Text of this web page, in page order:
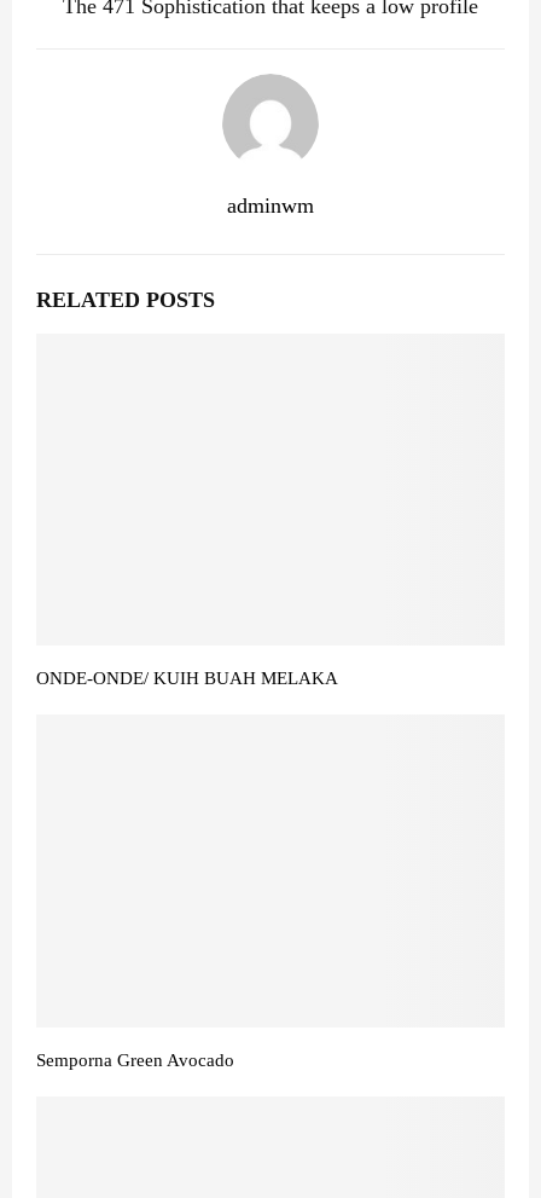
The 471 Sophistication that keeps a low profile
adminwm
RELATED POSTS
ONDE-ONDE/ KUIH BUAH MELAKA
Semporna Green Avocado